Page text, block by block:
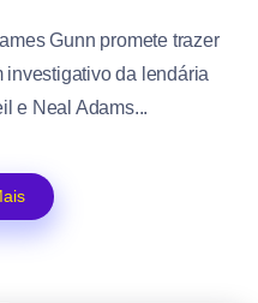
Gunn promete trazer
da lendária
e Neal Adams...